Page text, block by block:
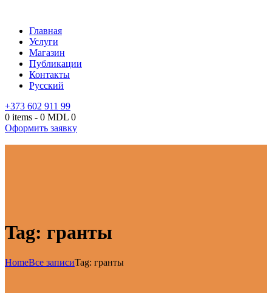
Главная
Услуги
Магазин
Публикации
Контакты
Русский
+373 602 911 99
0 items - 0 MDL 0
Оформить заявку
Tag: гранты
HomeВсе записиTag: гранты